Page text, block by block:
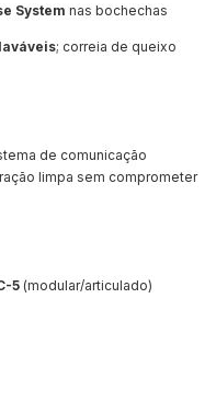
System nas bochechas
; correia de queixo
de comunicação
limpa sem comprometer
5 (modular/articulado)